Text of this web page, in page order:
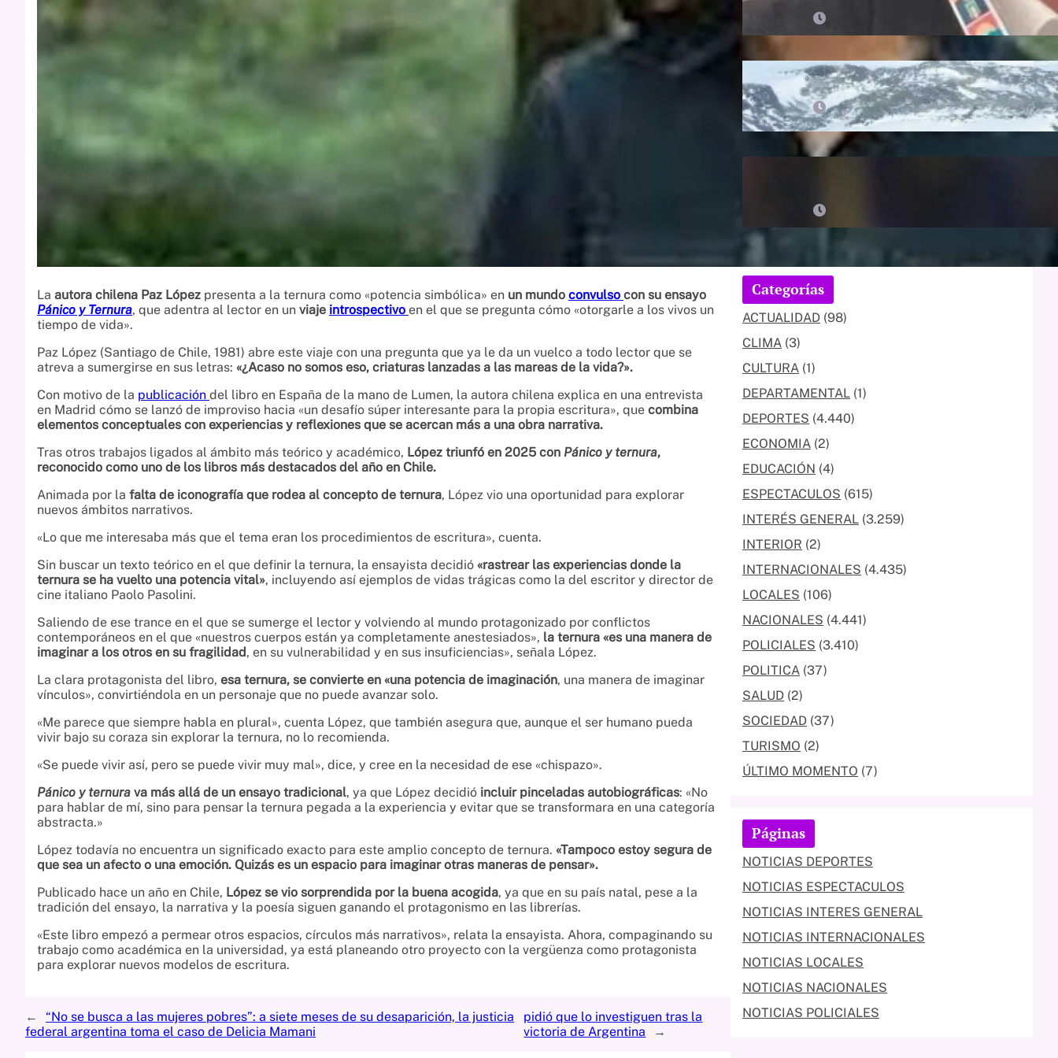
La autora chilena Paz López presenta a la ternura como «potencia simbólica» en un mundo convulso con su ensayo
Pánico y Ternura, que adentra al lector en un viaje introspectivo en el que se pregunta cómo «otorgarle a los vivos un
tiempo de vida».
Paz López (Santiago de Chile, 1981) abre este viaje con una pregunta que ya le da un vuelco a todo lector que se
atreva a sumergirse en sus letras: «¿Acaso no somos eso, criaturas lanzadas a las mareas de la vida?».
Con motivo de la publicación del libro en España de la mano de Lumen, la autora chilena explica en una entrevista
en Madrid cómo se lanzó de improviso hacia «un desafío súper interesante para la propia escritura», que combina
elementos conceptuales con experiencias y reflexiones que se acercan más a una obra narrativa.
Tras otros trabajos ligados al ámbito más teórico y académico, López triunfó en 2025 con Pánico y ternura,
reconocido como uno de los libros más destacados del año en Chile.
Animada por la falta de iconografía que rodea al concepto de ternura, López vio una oportunidad para explorar
nuevos ámbitos narrativos.
«Lo que me interesaba más que el tema eran los procedimientos de escritura», cuenta.
Sin buscar un texto teórico en el que definir la ternura, la ensayista decidió «rastrear las experiencias donde la
ternura se ha vuelto una potencia vital», incluyendo así ejemplos de vidas trágicas como la del escritor y director de
cine italiano Paolo Pasolini.
Saliendo de ese trance en el que se sumerge el lector y volviendo al mundo protagonizado por conflictos
contemporáneos en el que «nuestros cuerpos están ya completamente anestesiados», la ternura «es una manera de
imaginar a los otros en su fragilidad, en su vulnerabilidad y en sus insuficiencias», señala López.
La clara protagonista del libro, esa ternura, se convierte en «una potencia de imaginación, una manera de imaginar
vínculos», convirtiéndola en un personaje que no puede avanzar solo.
«Me parece que siempre habla en plural», cuenta López, que también asegura que, aunque el ser humano pueda
vivir bajo su coraza sin explorar la ternura, no lo recomienda.
«Se puede vivir así, pero se puede vivir muy mal», dice, y cree en la necesidad de ese «chispazo».
Pánico y ternura va más allá de un ensayo tradicional, ya que López decidió incluir pinceladas autobiográficas: «No
para hablar de mí, sino para pensar la ternura pegada a la experiencia y evitar que se transformara en una categoría
abstracta.»
López todavía no encuentra un significado exacto para este amplio concepto de ternura. «Tampoco estoy segura de
que sea un afecto o una emoción. Quizás es un espacio para imaginar otras maneras de pensar».
Publicado hace un año en Chile, López se vio sorprendida por la buena acogida, ya que en su país natal, pese a la
tradición del ensayo, la narrativa y la poesía siguen ganando el protagonismo en las librerías.
«Este libro empezó a permear otros espacios, círculos más narrativos», relata la ensayista. Ahora, compaginando su
trabajo como académica en la universidad, ya está planeando otro proyecto con la vergüenza como protagonista
para explorar nuevos modelos de escritura.
←
“No se busca a las mujeres pobres”: a siete meses de su desaparición, la justicia
federal argentina toma el caso de Delicia Mamani
pidió que lo investiguen tras la
victoria de Argentina
→
beneficios de ser un Moyano
Antártida: el último territorio sin
dueño
08/08/2026
Categorías
ACTUALIDAD (98)
CLIMA (3)
CULTURA (1)
DEPARTAMENTAL (1)
DEPORTES (4.440)
ECONOMIA (2)
EDUCACIÓN (4)
ESPECTACULOS (615)
INTERÉS GENERAL (3.259)
INTERIOR (2)
INTERNACIONALES (4.435)
LOCALES (106)
NACIONALES (4.441)
POLICIALES (3.410)
POLITICA (37)
SALUD (2)
SOCIEDAD (37)
TURISMO (2)
ÚLTIMO MOMENTO (7)
Páginas
NOTICIAS DEPORTES
NOTICIAS ESPECTACULOS
NOTICIAS INTERES GENERAL
NOTICIAS INTERNACIONALES
NOTICIAS LOCALES
NOTICIAS NACIONALES
NOTICIAS POLICIALES